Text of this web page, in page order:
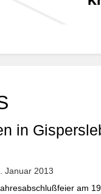
in
Januar 2013
am